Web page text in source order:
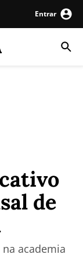
Entrar
de
academia